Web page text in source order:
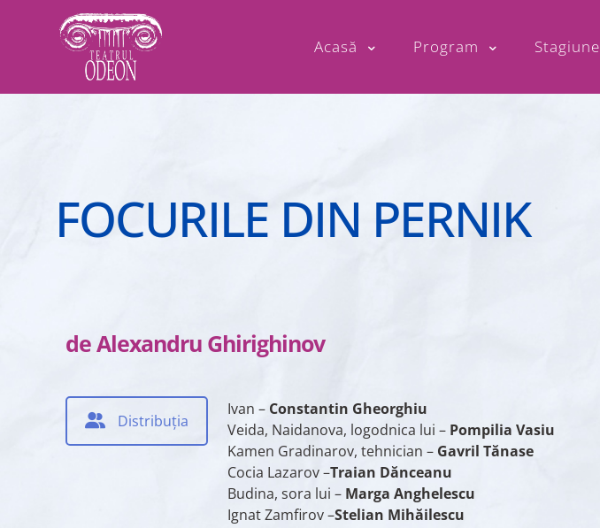
Acasă Program Stagiune
FOCURILE DIN PERNIK
de Alexandru Ghirighinov
Distribuția
Ivan – Constantin Gheorghiu
Veida, Naidanova, logodnica lui – Pompilia Vasiu
Kamen Gradinarov, tehnician – Gavril Tănase
Cocia Lazarov –Traian Dănceanu
Budina, sora lui – Marga Anghelescu
Ignat Zamfirov –Stelian Mihăilescu